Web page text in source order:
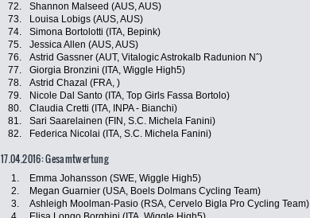
72.
Shannon Malseed (AUS, AUS)
73.
Louisa Lobigs (AUS, AUS)
74.
Simona Bortolotti (ITA, Bepink)
75.
Jessica Allen (AUS, AUS)
76.
Astrid Gassner (AUT, Vitalogic Astrokalb Radunion Nˆ)
77.
Giorgia Bronzini (ITA, Wiggle High5)
78.
Astrid Chazal (FRA, )
79.
Nicole Dal Santo (ITA, Top Girls Fassa Bortolo)
80.
Claudia Cretti (ITA, INPA - Bianchi)
81.
Sari Saarelainen (FIN, S.C. Michela Fanini)
82.
Federica Nicolai (ITA, S.C. Michela Fanini)
17.04.2016: Gesamtwertung
1. Emma Johansson (SWE, Wiggle High5)
2.
Megan Guarnier (USA, Boels Dolmans Cycling Team)
3.
Ashleigh Moolman-Pasio (RSA, Cervelo Bigla Pro Cycling Team)